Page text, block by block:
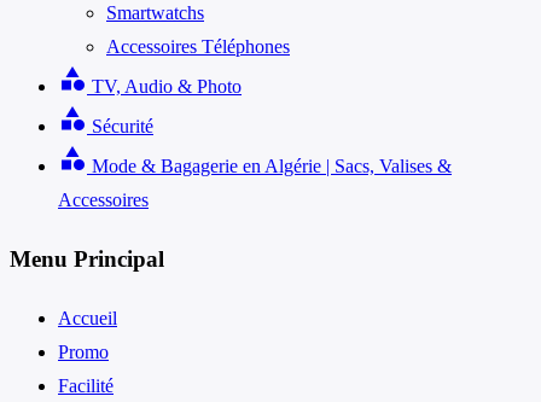
Smartwatchs
Accessoires Téléphones
category TV, Audio & Photo
category Sécurité
category Mode & Bagagerie en Algérie | Sacs, Valises &
Accessoires
Menu Principal
Accueil
Promo
Facilité